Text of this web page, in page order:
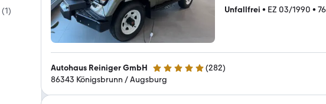
(1)
Unfallfrei • EZ 03/1990 •
Autohaus Reiniger GmbH 4.9 Sterne (282)
86343 Königsbrunn / Augsburg